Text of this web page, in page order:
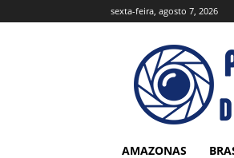
sexta-feira, agosto 7, 2026
AMAZONAS